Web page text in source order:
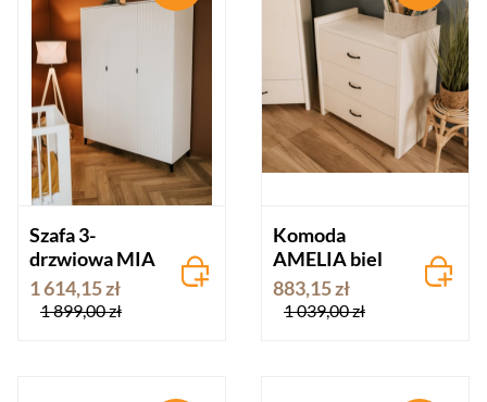
Szafa 3-
drzwiowa MIA
1 614,15 zł
1 899,00 zł
Komoda
AMELIA biel
883,15 zł
1 039,00 zł